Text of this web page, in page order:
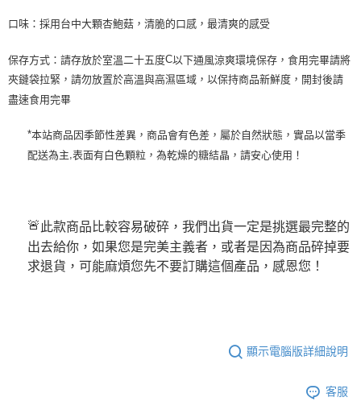
口味：採用台中大顆杏鮑菇，清脆的口感，最清爽的感受
保存方式：請存放於室溫二十五度C以下通風涼爽環境保存，食用完畢請將
夾鏈袋拉緊，請勿放置於高溫與高濕區域，以保持商品新鮮度，開封後請
盡速食用完畢
*本站商品因季節性差異，商品會有色差，屬於自然狀態，實品以當季
配送為主 表面有白色顆粒，為乾燥的糖結晶，請安心使用！
🚨 此款商品比較容易破碎，我們出貨一定是挑選最完整的
出去給你，如果您是完美主義者，或者是因為商品碎掉要
求退貨，可能麻煩您先不要訂購這個產品，感恩您！
顯示電腦版詳細說明
客服